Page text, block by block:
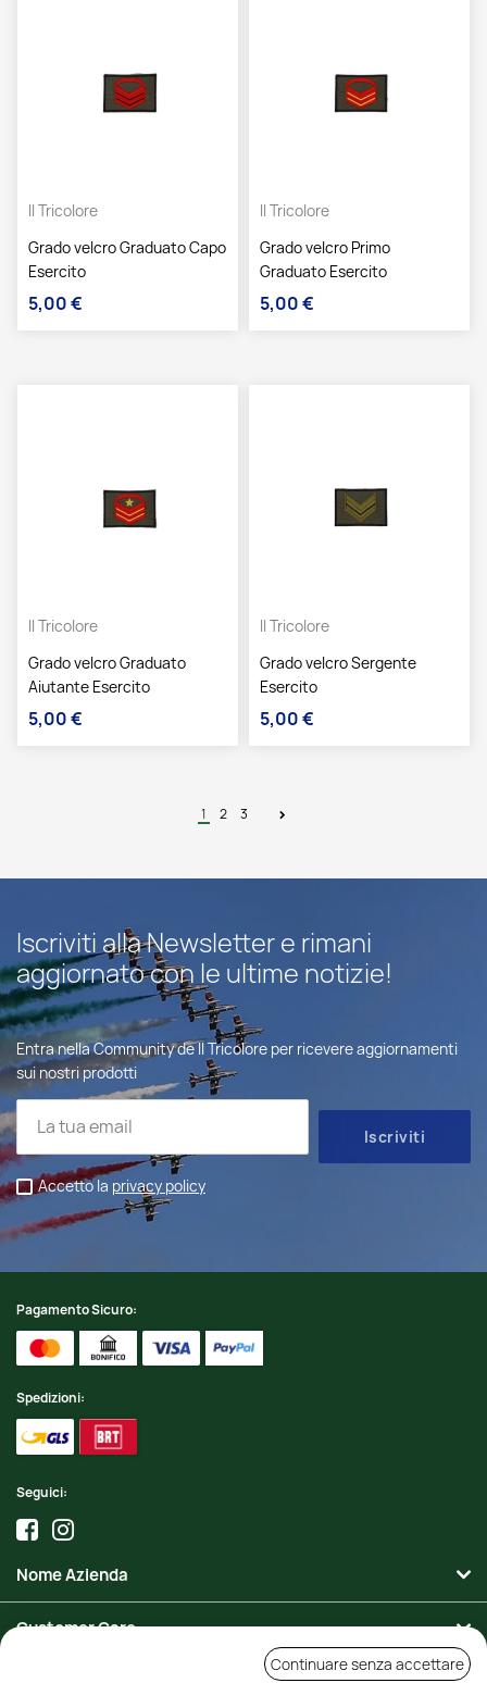
Il Tricolore
Grado velcro Graduato Capo
Esercito
Prezzo
5,00 €
Il Tricolore
Grado velcro Primo
Graduato Esercito
Prezzo
5,00 €
Il Tricolore
Grado velcro Graduato
Aiutante Esercito
Prezzo
5,00 €
Il Tricolore
Grado velcro Sergente
Esercito
Prezzo
5,00 €
1 2 3
Iscriviti alla Newsletter e rimani
aggiornato con le ultime notizie!
Entra nella Community de Il Tricolore per ricevere aggiornamenti
sui nostri prodotti
Accetto la privacy policy
Pagamento Sicuro:
Spedizioni:
Seguici:
Nome Azienda
Customer Care
Continuare senza accettare